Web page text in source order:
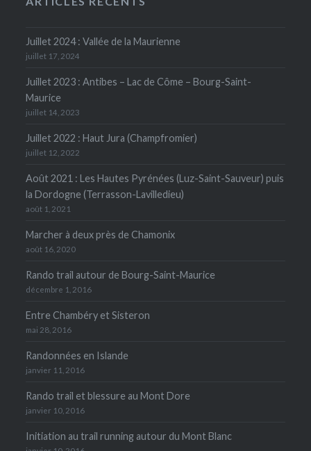
Juillet 2024 : Vallée de la Maurienne
juillet 17, 2024
Juillet 2023 : Antibes – Lac de Côme – Bourg-Saint-
Maurice
juillet 14, 2023
Juillet 2022 : Haut Jura (Champfromier)
juillet 12, 2022
Août 2021 : Les Hautes Pyrénées (Luz-Saint-Sauveur) puis
la Dordogne (Terrasson-Lavilledieu)
août 1, 2021
Marcher à deux près de Chamonix
août 16, 2020
Rando trail autour de Bourg-Saint-Maurice
décembre 1, 2016
Entre Chambéry et Sisteron
mai 28, 2016
Randonnées en Islande
janvier 11, 2016
Rando trail et blessure au Mont Dore
janvier 10, 2016
Initiation au trail running autour du Mont Blanc